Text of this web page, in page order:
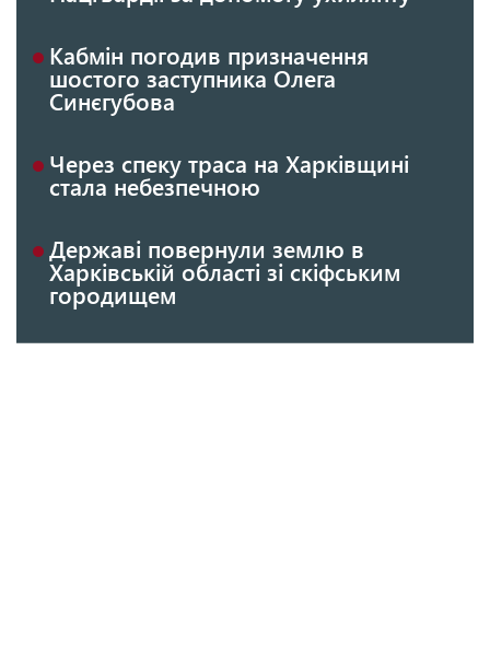
Кабмін погодив призначення
шостого заступника Олега
Синєгубова
Через спеку траса на Харківщині
стала небезпечною
Державі повернули землю в
Харківській області зі скіфським
городищем